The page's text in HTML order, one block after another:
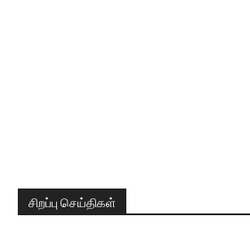
சிறப்பு செய்திகள்